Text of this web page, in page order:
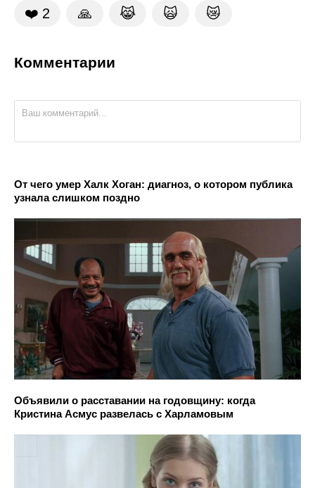
❤️ 2 🙏 😹 🙀 😿
Комментарии
От чего умер Халк Хоган: диагноз, о котором публика
узнала слишком поздно
Объявили о расставании на годовщину: когда
Кристина Асмус развелась с Харламовым